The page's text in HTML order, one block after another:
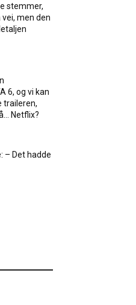
stemmer,
men den
6, og vi kan
traileren,
Netflix?
– Det hadde